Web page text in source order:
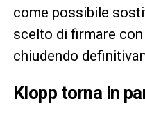
come possibile
scelto di firmare
chiudendo
Klopp torna in